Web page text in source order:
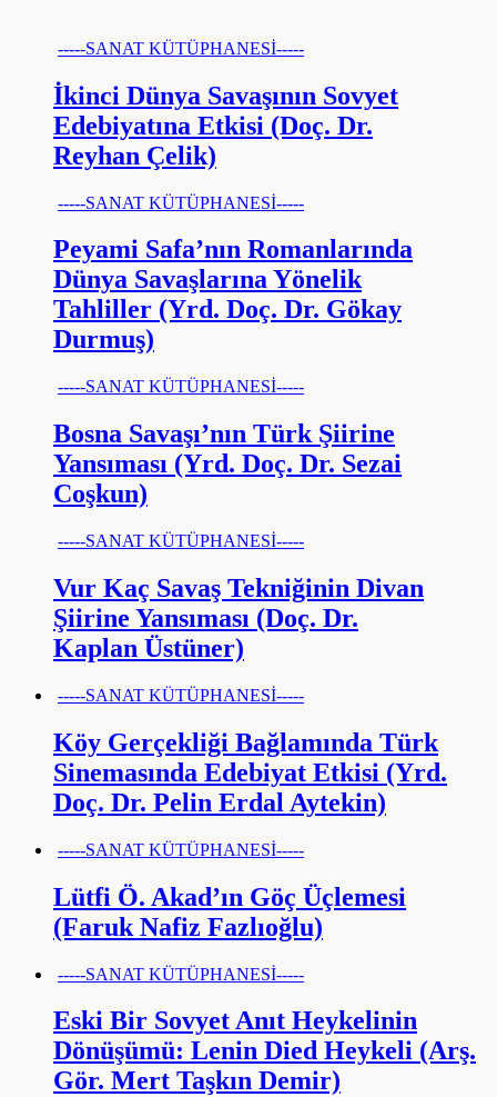
-----SANAT KÜTÜPHANESİ-----
İkinci Dünya Savaşının Sovyet
Edebiyatına Etkisi (Doç. Dr.
Reyhan Çelik)
-----SANAT KÜTÜPHANESİ-----
Peyami Safa’nın Romanlarında
Dünya Savaşlarına Yönelik
Tahliller (Yrd. Doç. Dr. Gökay
Durmuş)
-----SANAT KÜTÜPHANESİ-----
Bosna Savaşı’nın Türk Şiirine
Yansıması (Yrd. Doç. Dr. Sezai
Coşkun)
-----SANAT KÜTÜPHANESİ-----
Vur Kaç Savaş Tekniğinin Divan
Şiirine Yansıması (Doç. Dr.
Kaplan Üstüner)
-----SANAT KÜTÜPHANESİ-----
Köy Gerçekliği Bağlamında Türk
Sinemasında Edebiyat Etkisi (Yrd.
Doç. Dr. Pelin Erdal Aytekin)
-----SANAT KÜTÜPHANESİ-----
Lütfi Ö. Akad’ın Göç Üçlemesi
(Faruk Nafiz Fazlıoğlu)
-----SANAT KÜTÜPHANESİ-----
Eski Bir Sovyet Anıt Heykelinin
Dönüşümü: Lenin Died Heykeli (Arş.
Gör. Mert Taşkın Demir)